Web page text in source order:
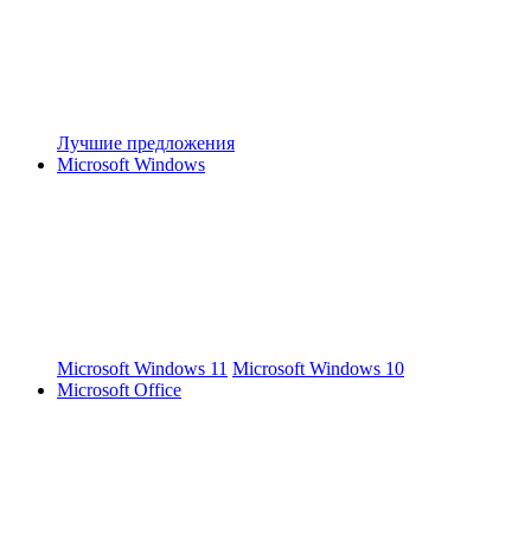
Лучшие предложения
Microsoft Windows
Microsoft Windows 11 Microsoft Windows 10
Microsoft Office